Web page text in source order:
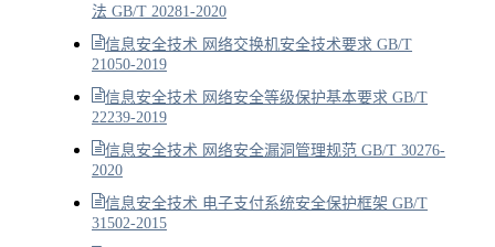
法 GB/T 20281-2020
信息安全技术 网络交换机安全技术要求 GB/T
21050-2019
信息安全技术 网络安全等级保护基本要求 GB/T
22239-2019
信息安全技术 网络安全漏洞管理规范 GB/T 30276-
2020
信息安全技术 电子支付系统安全保护框架 GB/T
31502-2015